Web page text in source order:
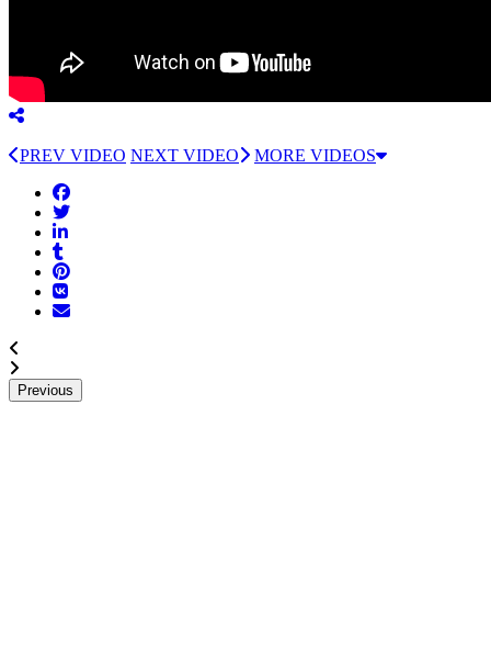
PREV VIDEO NEXT VIDEO MORE VIDEOS
Previous